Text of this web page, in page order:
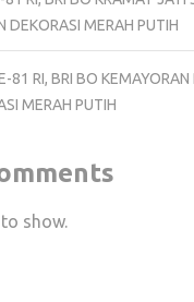
DEKORASI MERAH PUTIH
81 RI, BRI BO
MERAH PUTIH
show.